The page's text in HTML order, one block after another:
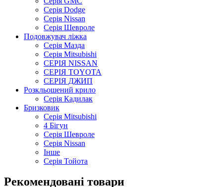
Серія Dodge
Серія Nissan
Серія Шевроле
Подовжувач ліжка
Серія Мазда
Серія Mitsubishi
СЕРІЯ NISSAN
СЕРІЯ TOYOTA
СЕРІЯ ДЖИП
Розкльошений крило
Серія Кадилак
Бризковик
Серія Mitsubishi
4 Бігун
Серія Шевроле
Серія Nissan
Інше
Серія Тойота
Рекомендовані товари